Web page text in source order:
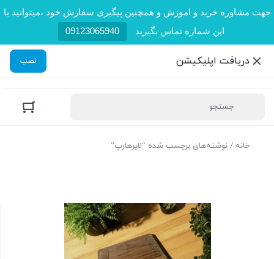
جهت مشاوره خرید و اموزش و همچنین پیگیری سفارش خود ،میتوانید با
این شماره تماس بگیرید
09123065940
دریافت اپلیکیشن نصب
خانه / نوشته‌های برچسب شده “لایرهارپ”